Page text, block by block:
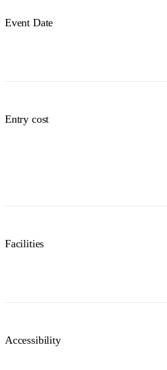
Event Date
Entry cost
Facilities
Accessibility